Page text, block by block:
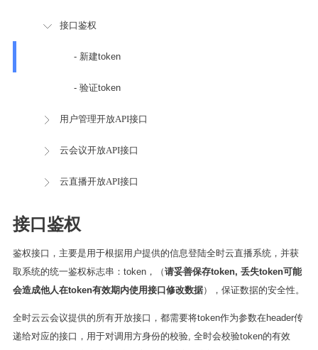
接口鉴权
- 新建token
- 验证token
用户管理开放API接口
云会议开放API接口
云直播开放API接口
接口鉴权
鉴权接口，主要是用于根据用户提供的信息登陆全时云直播系统，并获
取系统的统一鉴权标志串：token，（请妥善保存token, 丢失token可能
会造成他人在token有效期内使用接口修改数据），保证数据的安全性。
全时云云会议提供的所有开放接口，都需要将token作为参数在header传
递给对应的接口，用于对调用方身份的校验, 全时会校验token的有效